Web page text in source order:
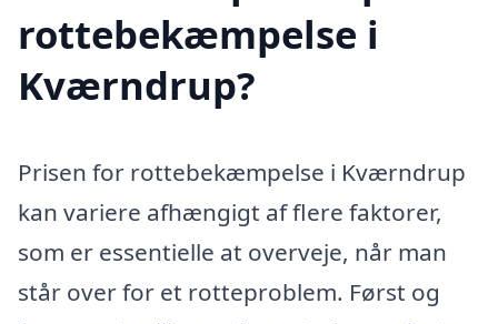
rottebekæmpelse i
Kværndrup?
Prisen for rottebekæmpelse i Kværndrup
kan variere afhængigt af flere faktorer,
som er essentielle at overveje, når man
står over for et rotteproblem. Først og